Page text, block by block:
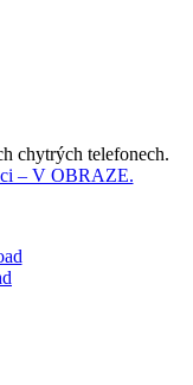
chytrých telefonech.
– V OBRAZE.